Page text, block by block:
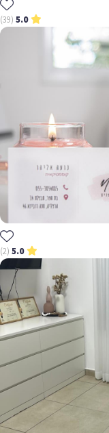
5.0
(39)
5.0
(2)